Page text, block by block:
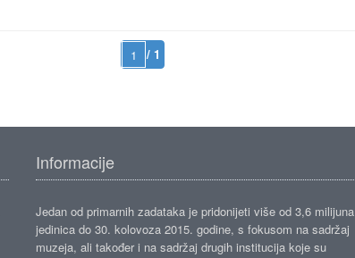
/ 1
Informacije
Jedan od primarnih zadataka je pridonijeti više od 3,6 milijuna
jedinica do 30. kolovoza 2015. godine, s fokusom na sadržaj
muzeja, ali također i na sadržaj drugih institucija koje su